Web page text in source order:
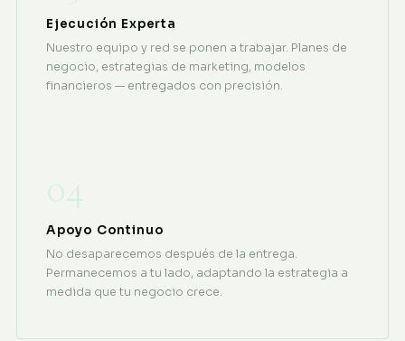
Ejecución Experta
Nuestro equipo y red se ponen a trabajar. Planes de
negocio, estrategias de marketing, modelos
financieros — entregados con precisión.
04
Apoyo Continuo
No desaparecemos después de la entrega.
Permanecemos a tu lado, adaptando la estrategia a
medida que tu negocio crece.